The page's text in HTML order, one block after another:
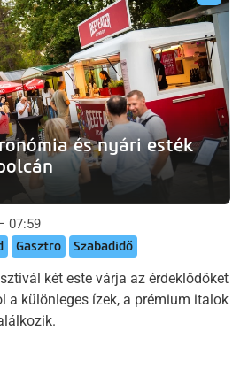
és nyári esték
07:59
Gasztro Szabadidő
két este várja az érdeklődőket
a különleges ízek, a prémium italok